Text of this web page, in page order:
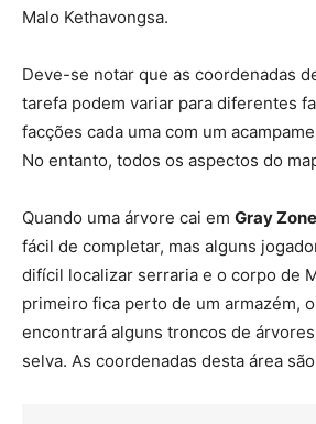
Malo Kethavongsa.
Deve-se notar que as coordenadas
tarefa podem variar para diferentes
facções cada uma com um
No entanto, todos os aspectos do
Quando uma árvore cai em Gray
fácil de completar, mas alguns
difícil localizar serraria e o corpo de
primeiro fica perto de um armazém,
encontrará alguns troncos de
selva. As coordenadas desta área